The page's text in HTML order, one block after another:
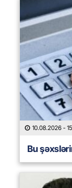
10.08.2026 -
Bu